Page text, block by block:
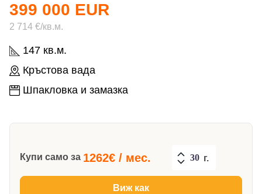
147 кв.м.
Кръстова вада
Шпакловка и замазка
399 000 EUR
2 714 €/кв.м.
Купи само за 1262€ / мес. г.
Виж как